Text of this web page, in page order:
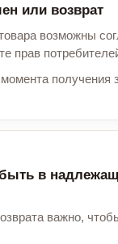
или возврат
возможны
прав
получения
в
важно,